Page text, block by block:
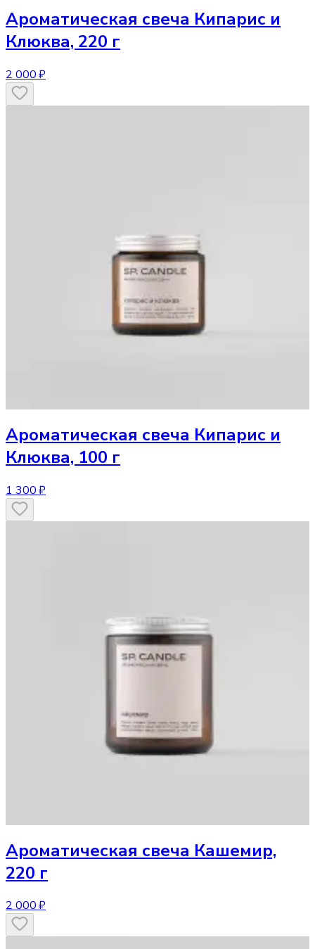
Ароматическая свеча Кипарис и
Клюква, 220 г
2 000 ₽
Ароматическая свеча Кипарис и
Клюква, 100 г
1 300 ₽
Ароматическая свеча Кашемир,
220 г
2 000 ₽